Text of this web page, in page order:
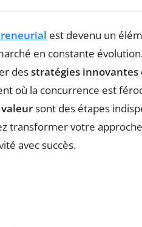
est devenu un
en constante
desstratégies innovantes
où la concurrence est
sont des étapes
transformer votre
avec succès.